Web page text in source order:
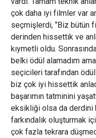
çok daha iyi filmler var
seçmişlerdi, ‘’Biz bütün
derinden hissettik ve
kıymetli oldu.
belki ödül alamadım
seçicileri tarafından
biz çok iyi hissettik
başarımın tatminini
eksikliği olsa da derdini
farkındalık oluşturmak
çok fazla tekrara